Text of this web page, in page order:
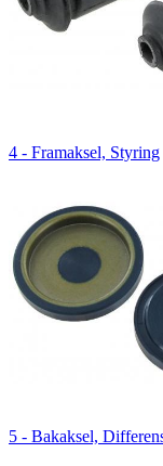
4 - Framaksel, Styring
5 - Bakaksel,